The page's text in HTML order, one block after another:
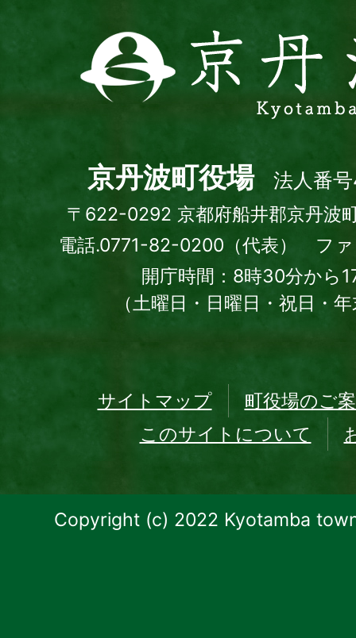
丹
波
town
京丹波町役場 法人番
〒622-0292 京都府船井郡京丹波
電話.0771-82-0200（代表） フ
開庁時間：8時30分から
（土曜日・日曜日・祝日・
サイトマップ
町役場のご
このサイトについて
Copyright (c) 2022 Kyotamba